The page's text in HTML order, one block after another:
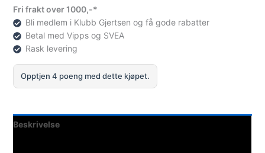
In
Ifp
Langrennsbinding
for
Plate
antall
Fri frakt over 1000,-*
Bli medlem i Klubb Gjertsen og få gode rabatter
Betal med Vipps og SVEA
Rask levering
Opptjen 4 poeng med dette kjøpet.
Beskrivelse